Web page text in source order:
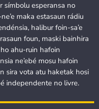
símbolu esperansa no
maka estasaun rádiu
halibur foin-sa’e
foun, maski bainhira
ahu-ruin hafoin
ne’ebé mosu hafoin
sira vota atu haketak hosi
independente no livre.